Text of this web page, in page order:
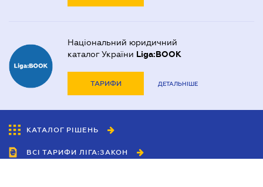
Національний юридичний
каталог України Liga:BOOK
ТАРИФИ ДЕТАЛЬНІШЕ
КАТАЛОГ РІШЕНЬ
ВСІ ТАРИФИ ЛІГА:ЗАКОН